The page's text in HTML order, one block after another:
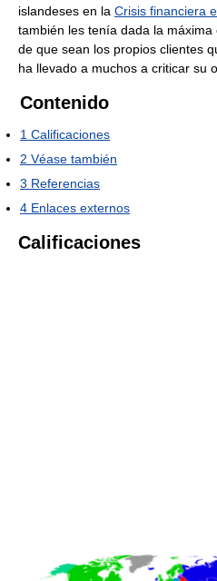
islandeses en la Crisis financiera
también les tenía dada la
de que sean los propios clientes
ha llevado a muchos a criticar su
Contenido
1 Calificaciones
2 Véase también
3 Referencias
4 Enlaces externos
Calificaciones